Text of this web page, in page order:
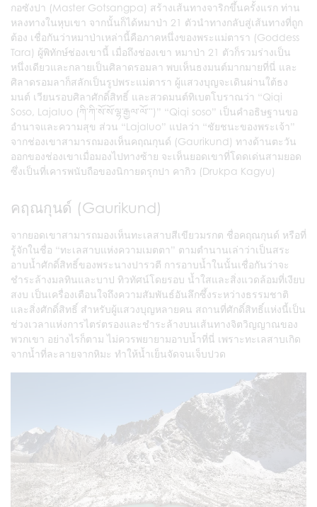
กอซังปา (Master Gotsangpa) สร้างเส้นทางจาริกขึ้นครั้งแรก ท่าน
หลงทางในหุบเขา จากนั้นก็ได้หมาป่า 21 ตัวนำทางกลับสู่เส้นทางที่ถูก
ต้อง เชื่อกันว่าหมาป่าเหล่านี้คือภาคหนึ่งของพระแม่ตารา (Goddess
Tara) ผู้พิทักษ์ช่องเขานี้ เมื่อถึงช่องเขา หมาป่า 21 ตัวก็รวมร่างเป็น
หนึ่งเดียวและกลายเป็นศิลาดรอมลา พบเห็นธงมนต์มากมายที่นี่ และ
ศิลาดรอมลาก็สลักเป็นรูปพระแม่ตารา ผู้แสวงบุญจะเดินผ่านใต้ธง
มนต์ เวียนรอบศิลาศักดิ์สิทธิ์ และสวดมนต์ทิเบตโบราณว่า “Qiqi
Soso, Lajaluo (ཀི་ཀི་སོ་སོ་ལྷ་རྒྱལ་ལོ་་་)” “Qiqi soso” เป็นคำอธิษฐานขอ
อำนาจและความสุข ส่วน “Lajaluo” แปลว่า “ชัยชนะของพระเจ้า”
จากช่องเขาสามารถมองเห็นคฤณกุนด์ (Gaurikund) ทางด้านตะวัน
ออกของช่องเขาเมื่อมองไปทางซ้าย จะเห็นยอดเขาที่โดดเด่นสามยอด
ซึ่งเป็นที่เคารพนับถือของนิกายดรุกปา คากิว (Drukpa Kagyu)
คฤณกุนด์ (Gaurikund)
จากยอดเขาสามารถมองเห็นทะเลสาบสีเขียวมรกต ชื่อคฤณกุนด์ หรือที่
รู้จักในชื่อ “ทะเลสาบแห่งความเมตตา” ตามตำนานเล่าว่าเป็นสระ
อาบน้ำศักดิ์สิทธิ์ของพระนางปารวตี การอาบน้ำในนั้นเชื่อกันว่าจะ
ชำระล้างมลทินและบาป ทิวทัศน์โดยรอบ น้ำใสและสิ่งแวดล้อมที่เงียบ
สงบ เป็นเครื่องเตือนใจถึงความสัมพันธ์อันลึกซึ้งระหว่างธรรมชาติ
และสิ่งศักดิ์สิทธิ์ สำหรับผู้แสวงบุญหลายคน สถานที่ศักดิ์สิทธิ์แห่งนี้เป็น
ช่วงเวลาแห่งการไตร่ตรองและชำระล้างบนเส้นทางจิตวิญญาณของ
พวกเขา อย่างไรก็ตาม ไม่ควรพยายามอาบน้ำที่นี่ เพราะทะเลสาบเกิด
จากน้ำที่ละลายจากหิมะ ทำให้น้ำเย็นจัดจนเจ็บปวด